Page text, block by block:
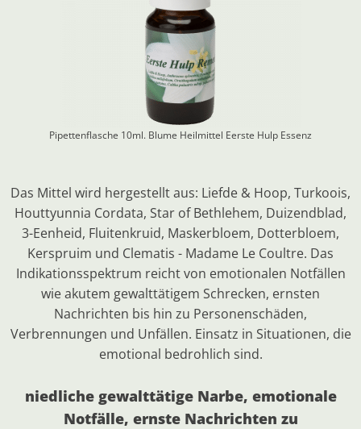
Pipettenflasche 10ml. Blume Heilmittel Eerste Hulp Essenz
Das Mittel wird hergestellt aus: Liefde & Hoop, Turkoois,
Houttyunnia Cordata, Star of Bethlehem, Duizendblad,
3-Eenheid, Fluitenkruid, Maskerbloem, Dotterbloem,
Kerspruim und Clematis - Madame Le Coultre. Das
Indikationsspektrum reicht von emotionalen Notfällen
wie akutem gewalttätigem Schrecken, ernsten
Nachrichten bis hin zu Personenschäden,
Verbrennungen und Unfällen. Einsatz in Situationen, die
emotional bedrohlich sind.
niedliche gewalttätige Narbe, emotionale
Notfälle, ernste Nachrichten zu